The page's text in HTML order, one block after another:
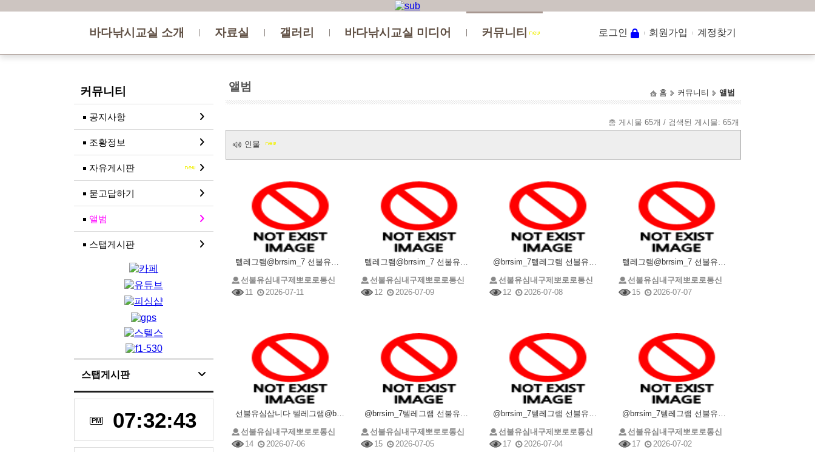
바다낚시교실 소개 자료실 갤러리 바다낚시교실 미디어 커뮤니티 로그인 회원가입 계정찾기
앨범 홈 커뮤니티 앨범
커뮤니티
공지사항
조황정보
자유게시판
묻고답하기
앨범
스탭게시판
스탭게시판
PM 07:32:43
총 게시물 65개 / 검색된 게시물: 65개
인물
선불유심내구제뽀로로통신
11
2026-07-11
선불유심내구제뽀로로통신
12
2026-07-09
선불유심내구제뽀로로통신
12
2026-07-08
선불유심내구제뽀로로통신
15
2026-07-07
선불유심내구제뽀로로통신
14
2026-07-06
선불유심내구제뽀로로통신
15
2026-07-05
선불유심내구제뽀로로통신
17
2026-07-04
선불유심내구제뽀로로통신
17
2026-07-02